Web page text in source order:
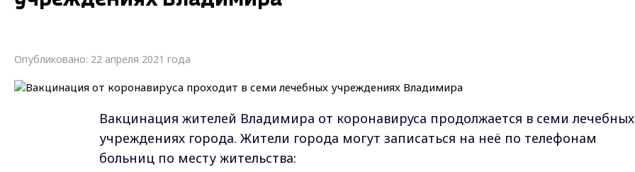
Опубликовано: 22 апреля 2021 года
Вакцинация жителей Владимира от коронавируса продолжается в семи лечебных
учреждениях города. Жители города могут записаться на неё по телефонам
больниц по месту жительства: